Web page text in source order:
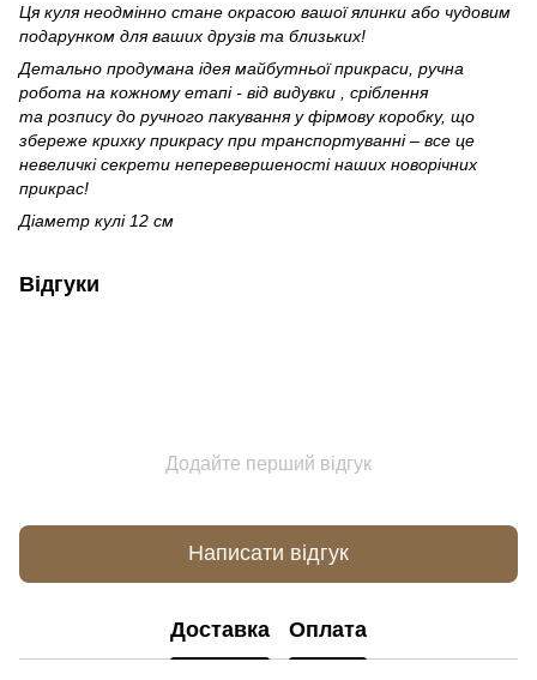
Ця куля неодмінно стане окрасою вашої ялинки або чудовим
подарунком для ваших друзів та близьких!
Детально продумана ідея майбутньої прикраси, ручна
робота на кожному етапі - від видувки , сріблення
та розпису до ручного пакування у фірмову коробку, що
збереже крихку прикрасу при транспортуванні – все це
невеличкі секрети неперевершеності наших новорічних
прикрас!
Діаметр кулі 12 см
Відгуки
Додайте перший відгук
Написати відгук
Доставка Оплата